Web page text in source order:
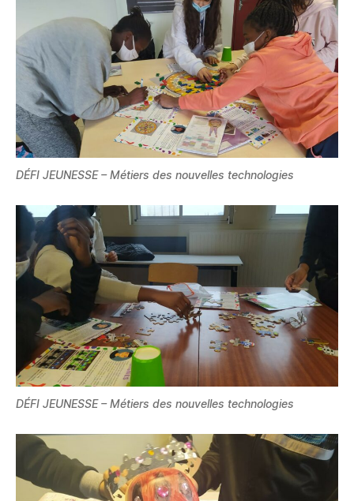
DÉFI JEUNESSE – Métiers des nouvelles technologies
DÉFI JEUNESSE – Métiers des nouvelles technologies